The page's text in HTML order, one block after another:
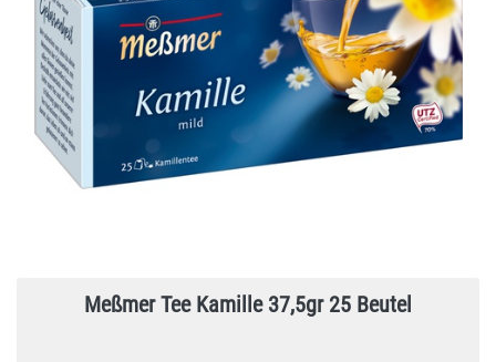
Meßmer Tee Kamille 37,5gr 25 Beutel